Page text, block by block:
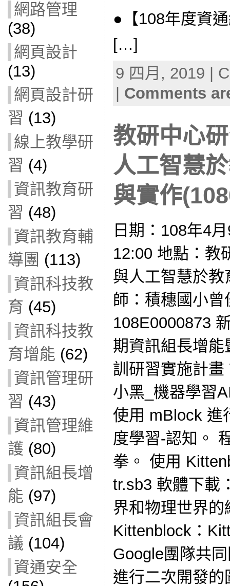
網路管理
(38)
網頁設計
(13)
網頁設計研
習 (13)
線上教學研
習 (4)
資訊教育研
習 (48)
資訊教育輔
導團 (113)
資訊科技教
育 (45)
資訊科技教
育增能 (62)
資訊管理研
習 (43)
資訊管理維
護 (80)
資訊組長增
能 (97)
資訊組長會
議 (104)
資通安全
●【108年度資
[…]
9 四月, 2019 |
Comments
教研中心
人工智慧
與實作
日期：108年4
12:00 地點：教
與人工智慧於
師：積穗國小
108E0000873
期資訊組長增
訓研習實施計
小黑_機器學習
使用 mBlock 進
度學習-認知。
拳。 使用
tr.sb3 軟體下載
界和物理世界
Kittenblock：
Google團隊共
進行二次開發